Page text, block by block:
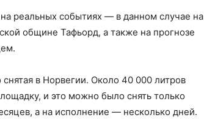
реальных событиях — в данном случае на
общине Тафьорд, а также на прогнозе
в Норвегии. Около 40 000 литров
и это можно было снять только
а на исполнение — несколько дней.